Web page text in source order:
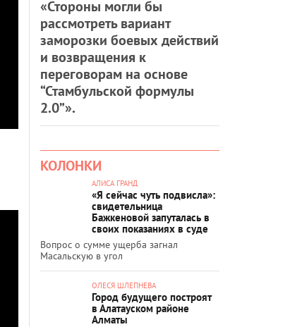
«Стороны могли бы
рассмотреть вариант
заморозки боевых действий
и возвращения к
переговорам на основе
“Стамбульской формулы
2.0”».
КОЛОНКИ
АЛИСА ГРАНД
«Я сейчас чуть подвисла»:
свидетельница
Бажкеновой запуталась в
своих показаниях в суде
Вопрос о сумме ущерба загнал
Масальскую в угол
ОЛЕСЯ ШЛЕПНЕВА
Город будущего построят
в Алатауском районе
Алматы